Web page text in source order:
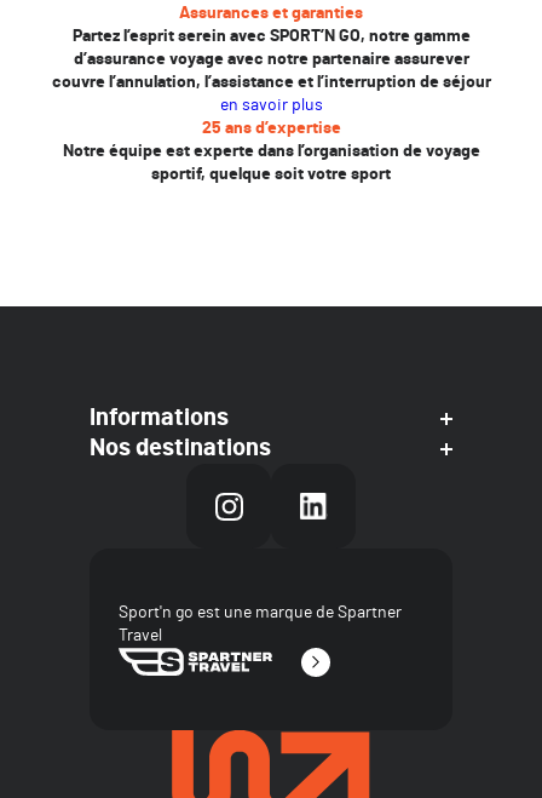
Assurances et garanties
Partez l’esprit serein avec SPORT’N GO, notre gamme
d’assurance voyage avec notre partenaire assurever
couvre l’annulation, l’assistance et l’interruption de séjour
en savoir plus
25 ans d’expertise
Notre équipe est experte dans l’organisation de voyage
sportif, quelque soit votre sport
Informations
Nos destinations
Sport'n go est une marque de Spartner
Travel